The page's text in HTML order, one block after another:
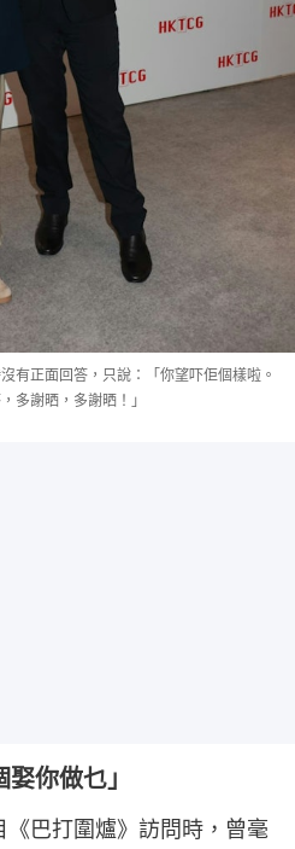
有正面回答，只說：「你望吓佢個樣啦。
多謝晒，多謝晒！」
你做乜」
巴打圍爐》訪問時，曾毫